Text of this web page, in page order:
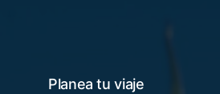
Planea tu viaje